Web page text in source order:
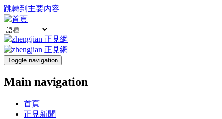
跳轉到主要內容
Toggle navigation
Main navigation
首頁
正見新聞